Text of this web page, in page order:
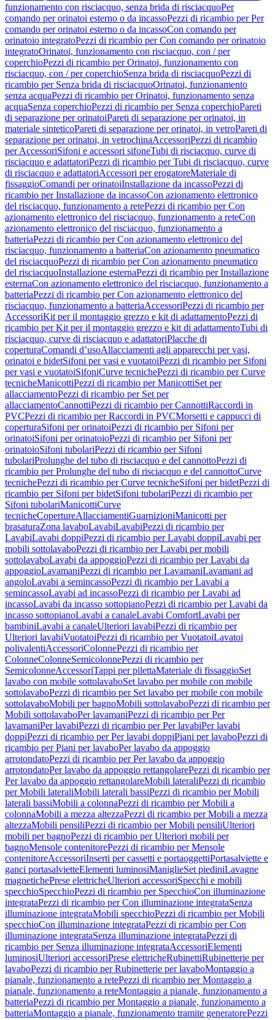
funzionamento con risciacquo, senza brida di risciacquoPer
comando per orinatoi esterno o da incassoPezzi di ricambio per Per
comando per orinatoi esterno o da incassoCon comando per
orinatoio integratoPezzi di ricambio per Con comando per orinatoio
integratoOrinatoi, funzionamento con risciacquo, con / per
coperchioPezzi di ricambio per Orinatoi, funzionamento con
risciacquo, con / per coperchioSenza brida di risciacquoPezzi di
ricambio per Senza brida di risciacquoOrinatoi, funzionamento
senza acquaPezzi di ricambio per Orinatoi, funzionamento senza
acquaSenza coperchioPezzi di ricambio per Senza coperchioPareti
di separazione per orinatoiPareti di separazione per orinatoi, in
materiale sinteticoPareti di separazione per orinatoi, in vetroPareti di
separazione per orinatoi, in vetrochinaAccessoriPezzi di ricambio
per AccessoriSifoni e accessori sifoneTubi di risciacquo, curve di
risciacquo e adattatoriPezzi di ricambio per Tubi di risciacquo, curve
di risciacquo e adattatoriAccessori per erogatoreMateriale di
fissaggioComandi per orinatoiInstallazione da incassoPezzi di
ricambio per Installazione da incassoCon azionamento elettronico
del risciacquo, funzionamento a retePezzi di ricambio per Con
azionamento elettronico del risciacquo, funzionamento a reteCon
azionamento elettronico del risciacquo, funzionamento a
batteriaPezzi di ricambio per Con azionamento elettronico del
risciacquo, funzionamento a batteriaCon azionamento pneumatico
del risciacquoPezzi di ricambio per Con azionamento pneumatico
del risciacquoInstallazione esternaPezzi di ricambio per Installazione
esternaCon azionamento elettronico del risciacquo, funzionamento a
batteriaPezzi di ricambio per Con azionamento elettronico del
risciacquo, funzionamento a batteriaAccessoriPezzi di ricambio per
AccessoriKit per il montaggio grezzo e kit di adattamentoPezzi di
ricambio per Kit per il montaggio grezzo e kit di adattamentoTubi di
risciacquo, curve di risciacquo e adattatoriPlacche di
coperturaComandi d’usoAllacciamenti agli apparecchi per vasi,
orinatoi e bidetSifoni per vasi e vuotatoiPezzi di ricambio per Sifoni
per vasi e vuotatoiSifoniCurve tecnichePezzi di ricambio per Curve
tecnicheManicottiPezzi di ricambio per ManicottiSet per
allacciamentoPezzi di ricambio per Set per
allacciamentoCannottiPezzi di ricambio per CannottiRaccordi in
PVCPezzi di ricambio per Raccordi in PVCMorsetti e cappucci di
coperturaSifoni per orinatoiPezzi di ricambio per Sifoni per
orinatoiSifoni per orinatoioPezzi di ricambio per Sifoni per
orinatoioSifoni tubolariPezzi di ricambio per Sifoni
tubolariProlunghe del tubo di risciacquo e del cannottoPezzi di
ricambio per Prolunghe del tubo di risciacquo e del cannottoCurve
tecnichePezzi di ricambio per Curve tecnicheSifoni per bidetPezzi di
ricambio per Sifoni per bidetSifoni tubolariPezzi di ricambio per
Sifoni tubolariManicottiCurve
tecnicheCopertureAllacciamentiGuarnizioniManicotti per
brasaturaZona lavaboLavabiLavabiPezzi di ricambio per
LavabiLavabi doppiPezzi di ricambio per Lavabi doppiLavabi per
mobili sottolavaboPezzi di ricambio per Lavabi per mobili
sottolavaboLavabi da appoggioPezzi di ricambio per Lavabi da
appoggioLavamaniPezzi di ricambio per LavamaniLavamani ad
angoloLavabi a semincassoPezzi di ricambio per Lavabi a
semincassoLavabi ad incassoPezzi di ricambio per Lavabi ad
incassoLavabi da incasso sottopianoPezzi di ricambio per Lavabi da
incasso sottopianoLavabi a canaleLavabi ComfortLavabi per
bambiniLavabi a canaleUlteriori lavabiPezzi di ricambio per
Ulteriori lavabiVuotatoiPezzi di ricambio per VuotatoiLavatoi
polivalentiAccessoriColonnePezzi di ricambio per
ColonneColonneSemicolonnePezzi di ricambio per
SemicolonneAccessoriTappi per pilettaMateriale di fissaggioSet
lavabo con mobile sottolavaboSet lavabo per mobile con mobile
sottolavaboPezzi di ricambio per Set lavabo per mobile con mobile
sottolavaboMobili per bagnoMobili sottolavaboPezzi di ricambio per
Mobili sottolavaboPer lavamaniPezzi di ricambio per Per
lavamaniPer lavabiPezzi di ricambio per Per lavabiPer lavabi
doppiPezzi di ricambio per Per lavabi doppiPiani per lavaboPezzi di
ricambio per Piani per lavaboPer lavabo da appoggio
arrotondatoPezzi di ricambio per Per lavabo da appoggio
arrotondatoPer lavabo da appoggio rettangolarePezzi di ricambio per
Per lavabo da appoggio rettangolareMobili lateraliPezzi di ricambio
per Mobili lateraliMobili laterali bassiPezzi di ricambio per Mobili
laterali bassiMobili a colonnaPezzi di ricambio per Mobili a
colonnaMobili a mezza altezzaPezzi di ricambio per Mobili a mezza
altezzaMobili pensiliPezzi di ricambio per Mobili pensiliUlteriori
mobili per bagnoPezzi di ricambio per Ulteriori mobili per
bagnoMensole contenitorePezzi di ricambio per Mensole
contenitoreAccessoriInserti per cassetti e portaoggettiPortasalviette e
ganci portasalvietteElementi luminosiManiglieSet piediniLavagne
magnetichePrese elettricheUlteriori accessoriSpecchi e mobili
specchioSpecchioPezzi di ricambio per SpecchioCon illuminazione
integrataPezzi di ricambio per Con illuminazione integrataSenza
illuminazione integrataMobili specchioPezzi di ricambio per Mobili
specchioCon illuminazione integrataPezzi di ricambio per Con
illuminazione integrataSenza illuminazione integrataPezzi di
ricambio per Senza illuminazione integrataAccessoriElementi
luminosiUlteriori accessoriPrese elettricheRubinettiRubinetterie per
lavaboPezzi di ricambio per Rubinetterie per lavaboMontaggio a
pianale, funzionamento a retePezzi di ricambio per Montaggio a
pianale, funzionamento a reteMontaggio a pianale, funzionamento a
batteriaPezzi di ricambio per Montaggio a pianale, funzionamento a
batteriaMontaggio a pianale, funzionamento tramite generatorePezzi